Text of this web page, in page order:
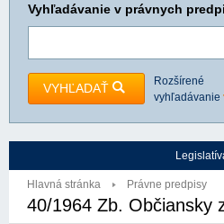
Vyhľadávanie v právnych
VYHĽADAŤ
Rozšírené
vyhľadávanie
Hlavná stránka Právne predpisy
40/1964 Zb. Občiansky